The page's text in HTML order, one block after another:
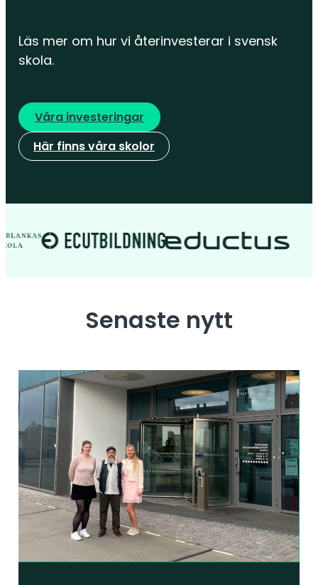
Läs mer om hur vi återinvesterar i svensk
skola.
Våra investeringar
Här finns våra skolor
Senaste nytt